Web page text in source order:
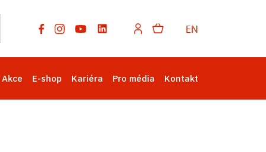
EN
Akce E-shop Kariéra Pro média Kontakt